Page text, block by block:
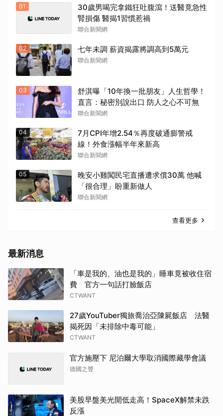
01
30歲男喝完拿鐵狂吐腹瀉！送醫竟急性
腎損傷 醫揭1習慣惹禍
聯合新聞網
02 七年未調 薪資揭露將調高到5萬元
聯合新聞網
03
舒淇曝「10年換一批朋友」人生哲學！
直言：秘密別說出口 防人之心不可無
聯合新聞網
04
7月CPI年增2.54％再度破通膨警戒
線！外食漲幅半年來新高
聯合新聞網
05
晚安小雞闖民宅直播遭求償30萬 他喊
「很合理」盼重新做人
聯合新聞網
查看更多
最新消息
「車是我的、油也是我的」睡車竟被收住宿
費 官方一句話打臉飯店
CTWANT
27歲YouTuber獨旅喬治亞陳屍飯店 法醫
揭死因「未排除中毒可能」
CTWANT
官方施壓下 尼泊爾大學取消國際藏學會議
德國之聲
美股早盤美光開低走高！SpaceX解禁未跌
反漲